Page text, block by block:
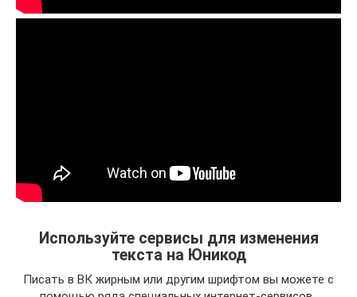
Используйте сервисы для изменения
текста на Юникод
Писать в ВК жирным или другим шрифтом вы можете с